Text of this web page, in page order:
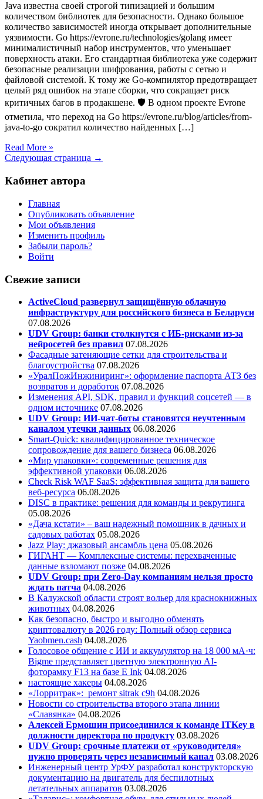
Java известна своей строгой типизацией и большим
количеством библиотек для безопасности. Однако большое
количество зависимостей иногда открывает дополнительные
уязвимости. Go https://evrone.ru/technologies/golang имеет
минималистичный набор инструментов, что уменьшает
поверхность атаки. Его стандартная библиотека уже содержит
безопасные реализации шифрования, работы с сетью и
файловой системой. К тому же Go-компилятор предотвращает
целый ряд ошибок на этапе сборки, что сокращает риск
критичных багов в продакшене. 🛡 В одном проекте Evrone
отметила, что переход на Go https://evrone.ru/blog/articles/from-
java-to-go сократил количество найденных […]
Read More »
Следующая страница →
Кабинет автора
Главная
Опубликовать объявление
Мои объявления
Изменить профиль
Забыли пароль?
Войти
Свежие записи
ActiveCloud развернул защищённую облачную
инфраструктуру для российского бизнеса в Беларуси
07.08.2026
UDV Group: банки столкнутся с ИБ-рисками из-за
нейросетей без правил 07.08.2026
Фасадные затеняющие сетки для строительства и
благоустройства 07.08.2026
«УралПожИнжиниринг»: оформление паспорта АТЗ без
возвратов и доработок 07.08.2026
Изменения API, SDK, правил и функций соцсетей — в
одном источнике 07.08.2026
UDV Group: ИИ-чат-боты становятся неучтенным
каналом утечки данных 06.08.2026
Smart-Quick: квалифицированное техническое
сопровождение для вашего бизнеса 06.08.2026
«Мир упаковки»: современные решения для
эффективной упаковки 06.08.2026
Check Risk WAF SaaS: эффективная защита для вашего
веб-ресурса 06.08.2026
DISC в практике: решения для команды и рекрутинга
05.08.2026
«Дача кстати» – ваш надежный помощник в дачных и
садовых работах 05.08.2026
Jazz Play: джазовый ансамбль цена 05.08.2026
ГИГАНТ — Комплексные системы: перехваченные
данные взломают позже 04.08.2026
UDV Group: при Zero-Day компаниям нельзя просто
ждать патча 04.08.2026
В Калужской области строят вольер для краснокнижных
животных 04.08.2026
Как безопасно, быстро и выгодно обменять
криптовалюту в 2026 году: Полный обзор сервиса
Yaobmen.cash 04.08.2026
Голосовое общение с ИИ и аккумулятор на 18 000 мА·ч:
Bigme представляет цветную электронную AI-
фоторамку F13 на базе E Ink 04.08.2026
настоящие хакеры 04.08.2026
«Лорритрак»: ремонт sitrak c9h 04.08.2026
Новости со строительства второго этапа линии
«Славянка» 04.08.2026
Алексей Ермошин присоединился к команде ITKey в
должности директора по продукту 03.08.2026
UDV Group: срочные платежи от «руководителя»
нужно проверять через независимый канал 03.08.2026
Инженерный центр УрФУ разработал конструкторскую
документацию на двигатель для беспилотных
летательных аппаратов 03.08.2026